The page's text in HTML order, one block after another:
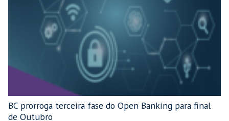
BC prorroga terceira fase do Open Banking para final
de Outubro